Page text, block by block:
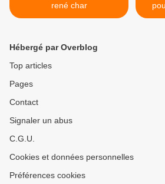
rené char
Hébergé par Overblog
Top articles
Pages
Contact
Signaler un abus
C.G.U.
Cookies et données personnelles
Préférences cookies